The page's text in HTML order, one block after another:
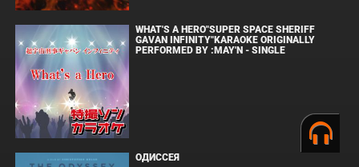
WHAT'S A HERO"SUPER SPACE SHERIFF
GAVAN INFINITY"KARAOKE ORIGINALLY
PERFORMED BY :MAY'N - SINGLE
ОДИССЕЯ